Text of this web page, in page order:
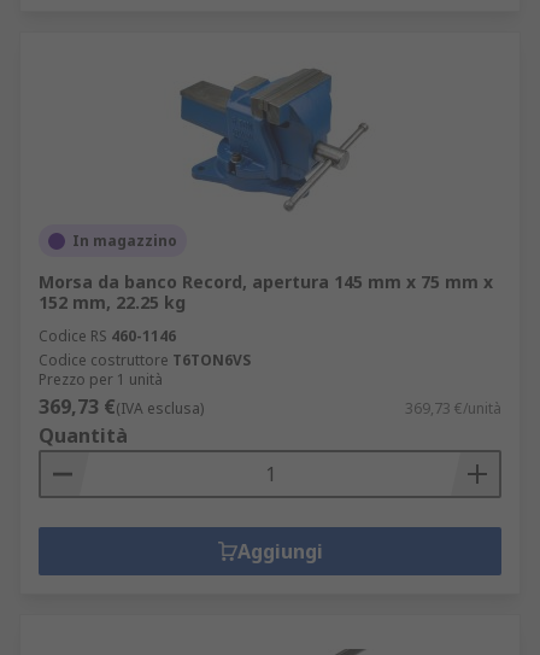
In magazzino
Morsa da banco Record, apertura 145 mm x 75 mm x
152 mm, 22.25 kg
Codice RS 460-1146
Codice costruttore T6TON6VS
Prezzo per 1 unità
369,73 €(IVA esclusa) 369,73 €/unità
Quantità
Aggiungi